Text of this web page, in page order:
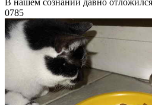
0785